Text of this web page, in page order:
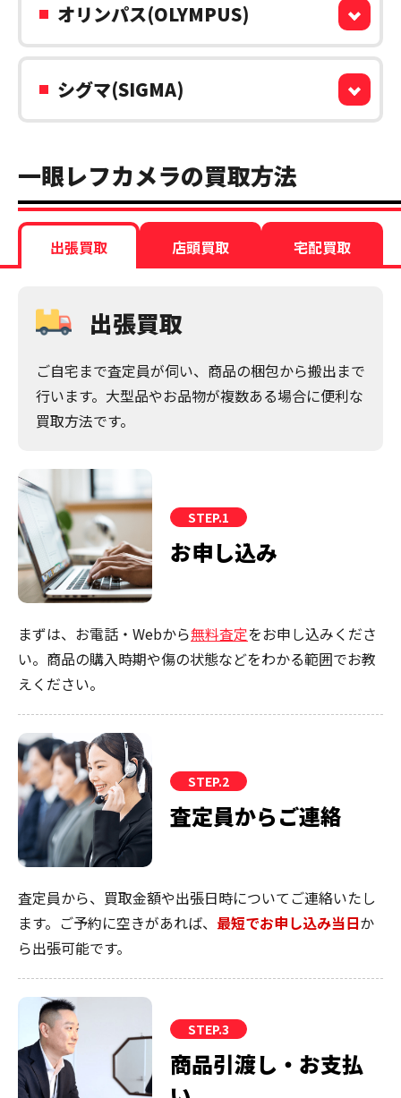
オリンパス(OLYMPUS)
シグマ(SIGMA)
一眼レフカメラの買取方法
出張買取 店頭買取 宅配買取
出張買取
ご自宅まで査定員が伺い、商品の梱包から搬出まで
行います。大型品やお品物が複数ある場合に便利な
買取方法です。
STEP.1
お申し込み
まずは、お電話・Webから無料査定をお申し込みくださ
い。商品の購入時期や傷の状態などをわかる範囲でお教
えください。
STEP.2
査定員からご連絡
査定員から、買取金額や出張日時についてご連絡いたし
ます。ご予約に空きがあれば、 最短でお申し込み当日か
ら出張可能です。
STEP.3
商品引渡し・お支払